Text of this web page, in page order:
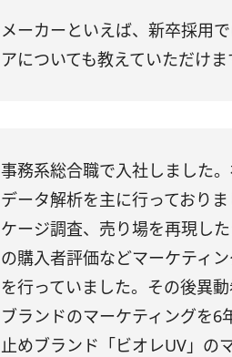
メーカーといえば、新卒採用
アについても教えていただけま
事務系総合職で入社しました
データ解析を主に行っており
ケージ調査、売り場を再現し
の購入者評価などマーケティ
を行っていました。その後異
ブランドのマーケティングを
止めブランド「ビオレUV」の